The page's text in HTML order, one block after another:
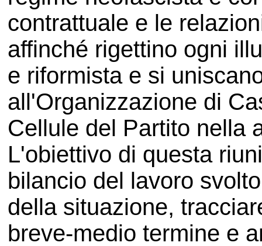
contrattuale e le
affinché rigettino ogni
e riformista e si
all'Organizzazione di
Cellule del Partito nella
L'obiettivo di questa
bilancio del lavoro
della situazione,
breve-medio termine e